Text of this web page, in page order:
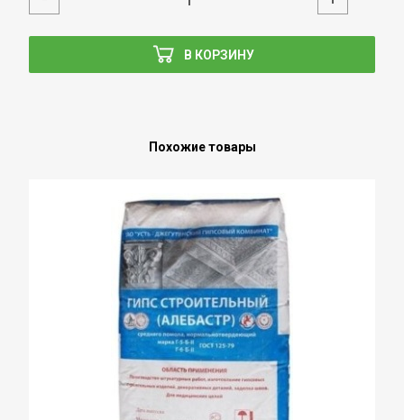
В КОРЗИНУ
Похожие товары